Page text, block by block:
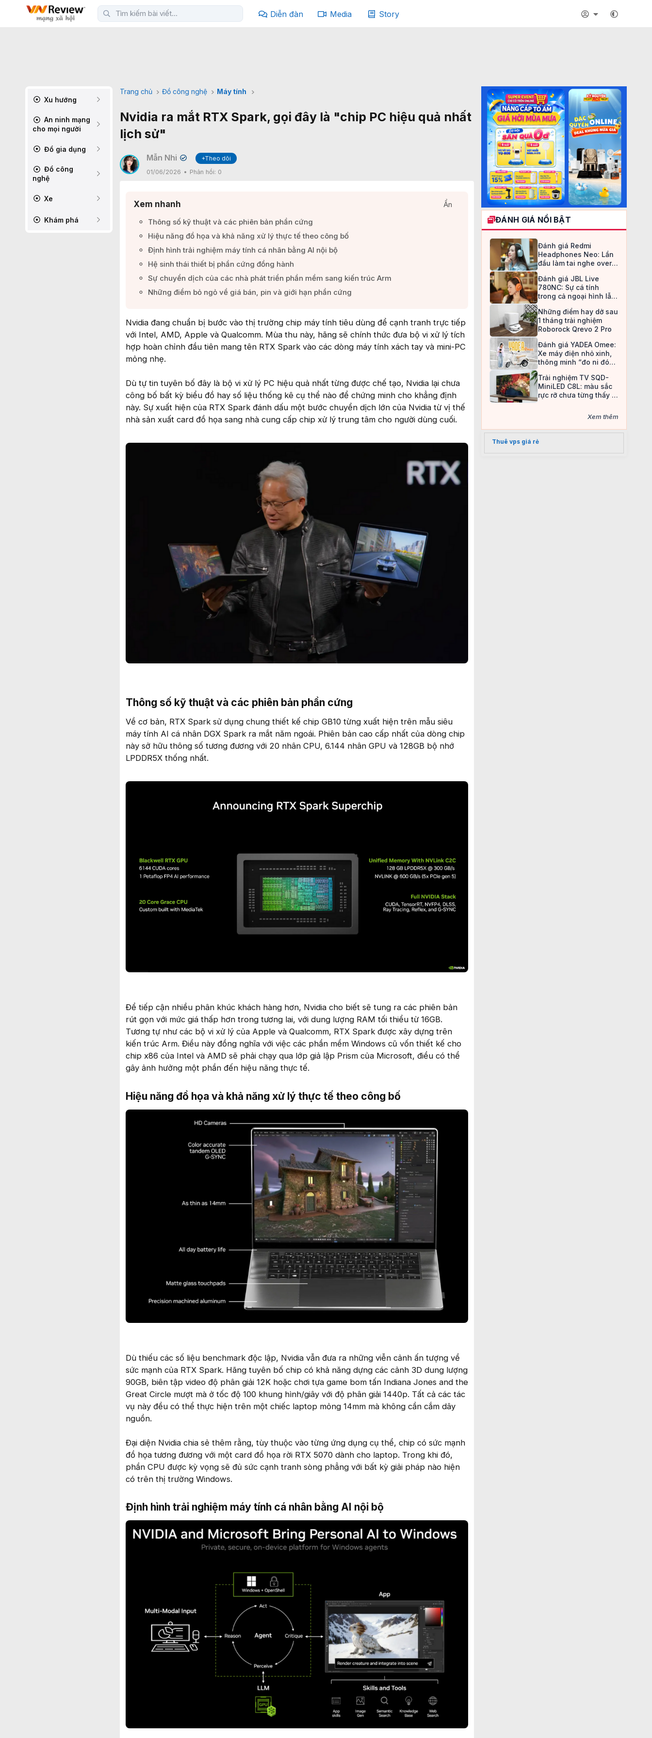
Diễn đàn Media Story
Xu hướng
An ninh mạng
cho mọi người
Đồ gia dụng
Đồ công
nghệ
Xe
Khám phá
Trang chủ Đồ công nghệ Máy tính
Nvidia ra mắt RTX Spark, gọi đây là "chip PC hiệu quả nhất
lịch sử"
Mẫn Nhi ✔
+Theo dõi
01/06/2026
Phản hồi: 0
Xem nhanh
Ẩn
Thông số kỹ thuật và các phiên bản phần cứng​
Hiệu năng đồ họa và khả năng xử lý thực tế theo công bố​
Định hình trải nghiệm máy tính cá nhân bằng AI nội bộ​
Hệ sinh thái thiết bị phần cứng đồng hành​
Sự chuyển dịch của các nhà phát triển phần mềm sang kiến trúc Arm​
Những điểm bỏ ngỏ về giá bán, pin và giới hạn phần cứng​
Nvidia đang chuẩn bị bước vào thị trường chip máy tính tiêu dùng để cạnh tranh trực tiếp
với Intel, AMD, Apple và Qualcomm. Mùa thu này, hãng sẽ chính thức đưa bộ vi xử lý tích
hợp hoàn chỉnh đầu tiên mang tên RTX Spark vào các dòng máy tính xách tay và mini-PC
mỏng nhẹ.
Dù tự tin tuyên bố đây là bộ vi xử lý PC hiệu quả nhất từng được chế tạo, Nvidia lại chưa
công bố bất kỳ biểu đồ hay số liệu thống kê cụ thể nào để chứng minh cho khẳng định
này. Sự xuất hiện của RTX Spark đánh dấu một bước chuyển dịch lớn của Nvidia từ vị thế
nhà sản xuất card đồ họa sang nhà cung cấp chip xử lý trung tâm cho người dùng cuối.
Thông số kỹ thuật và các phiên bản phần cứng​
Về cơ bản, RTX Spark sử dụng chung thiết kế chip GB10 từng xuất hiện trên mẫu siêu
máy tính AI cá nhân DGX Spark ra mắt năm ngoái. Phiên bản cao cấp nhất của dòng chip
này sở hữu thông số tương đương với 20 nhân CPU, 6.144 nhân GPU và 128GB bộ nhớ
LPDDR5X thống nhất.
Để tiếp cận nhiều phân khúc khách hàng hơn, Nvidia cho biết sẽ tung ra các phiên bản
rút gọn với mức giá thấp hơn trong tương lai, với dung lượng RAM tối thiểu từ 16GB.
Tương tự như các bộ vi xử lý của Apple và Qualcomm, RTX Spark được xây dựng trên
kiến trúc Arm. Điều này đồng nghĩa với việc các phần mềm Windows cũ vốn thiết kế cho
chip x86 của Intel và AMD sẽ phải chạy qua lớp giả lập Prism của Microsoft, điều có thể
gây ảnh hưởng một phần đến hiệu năng thực tế.
Hiệu năng đồ họa và khả năng xử lý thực tế theo công bố​
Dù thiếu các số liệu benchmark độc lập, Nvidia vẫn đưa ra những viễn cảnh ấn tượng về
sức mạnh của RTX Spark. Hãng tuyên bố chip có khả năng dựng các cảnh 3D dung lượng
90GB, biên tập video độ phân giải 12K hoặc chơi tựa game bom tấn Indiana Jones and the
Great Circle mượt mà ở tốc độ 100 khung hình/giây với độ phân giải 1440p. Tất cả các tác
vụ này đều có thể thực hiện trên một chiếc laptop mỏng 14mm mà không cần cắm dây
nguồn.
Đại diện Nvidia chia sẻ thêm rằng, tùy thuộc vào từng ứng dụng cụ thể, chip có sức mạnh
đồ họa tương đương với một card đồ họa rời RTX 5070 dành cho laptop. Trong khi đó,
phần CPU được kỳ vọng sẽ đủ sức cạnh tranh sòng phẳng với bất kỳ giải pháp nào hiện
có trên thị trường Windows.
Định hình trải nghiệm máy tính cá nhân bằng AI nội bộ​
ĐÁNH GIÁ NỔI BẬT
Đánh giá Redmi
Headphones Neo: Lần
đầu làm tai nghe over-
an toàn
Đánh giá JBL Live
780NC: Sự cá tính
trong cả ngoại hình lẫn
Những điểm hay dở sau
1 tháng trải nghiệm
Roborock Qrevo 2 Pro
Đánh giá YADEA Omee:
Xe máy điện nhỏ xinh,
thông minh “đo ni đóng
Trải nghiệm TV SQD-
MiniLED C8L: màu sắc
rực rỡ chưa từng thấy ở
Xem thêm
Thuê vps giá rẻ